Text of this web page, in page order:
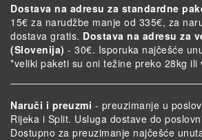
Dostava na adresu za standardne
15€ za narudžbe manje od 335€, za
dostava gratis. Dostava na adresu za
(Slovenija) - 30€. Isporuka najčešće
*veliki paketi su oni težine preko 28kg ili
Naruči i preuzmi - preuzimanje u
Rijeka i Split. Usluga dostave do
Dostupno za preuzimanje najčešće